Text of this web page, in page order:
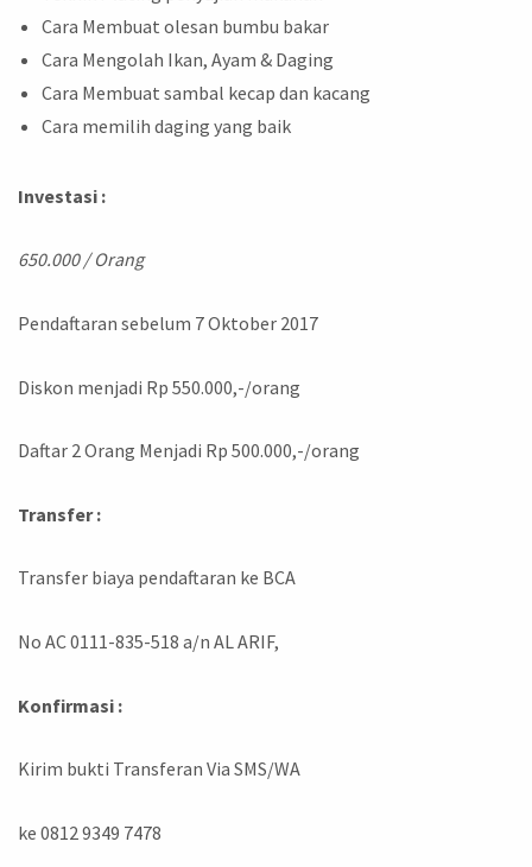
Cara Membuat olesan bumbu bakar
Cara Mengolah Ikan, Ayam & Daging
Cara Membuat sambal kecap dan kacang
Cara memilih daging yang baik
Investasi :
650.000 / Orang
Pendaftaran sebelum 7 Oktober 2017
Diskon menjadi Rp 550.000,-/orang
Daftar 2 Orang Menjadi Rp 500.000,-/orang
Transfer :
Transfer biaya pendaftaran ke BCA
No AC 0111-835-518 a/n AL ARIF,
Konfirmasi :
Kirim bukti Transferan Via SMS/WA
ke 0812 9349 7478